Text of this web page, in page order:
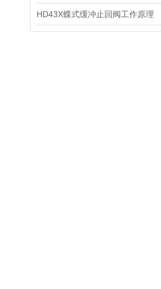
HD43X蝶式缓冲止回阀工作原理